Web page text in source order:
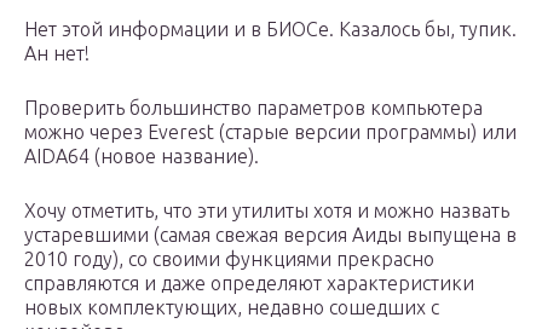
Нет этой информации и в БИОСе. Казалось бы, тупик.
Ан нет!
Проверить большинство параметров компьютера
можно через Everest (старые версии программы) или
AIDA64 (новое название).
Хочу отметить, что эти утилиты хотя и можно назвать
устаревшими (самая свежая версия Аиды выпущена в
2010 году), со своими функциями прекрасно
справляются и даже определяют характеристики
новых комплектующих, недавно сошедших с